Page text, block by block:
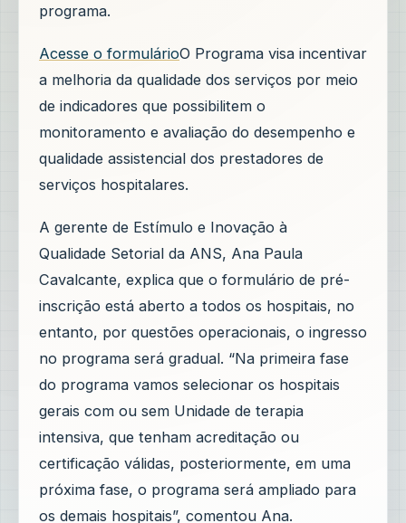
programa.
Acesse o formulárioO Programa visa incentivar
a melhoria da qualidade dos serviços por meio
de indicadores que possibilitem o
monitoramento e avaliação do desempenho e
qualidade assistencial dos prestadores de
serviços hospitalares.
A gerente de Estímulo e Inovação à
Qualidade Setorial da ANS, Ana Paula
Cavalcante, explica que o formulário de pré-
inscrição está aberto a todos os hospitais, no
entanto, por questões operacionais, o ingresso
no programa será gradual. “Na primeira fase
do programa vamos selecionar os hospitais
gerais com ou sem Unidade de terapia
intensiva, que tenham acreditação ou
certificação válidas, posteriormente, em uma
próxima fase, o programa será ampliado para
os demais hospitais”, comentou Ana.